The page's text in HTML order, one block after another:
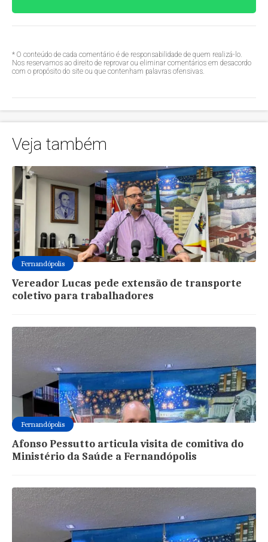
* O conteúdo de cada comentário é de responsabilidade de quem realizá-lo.
Nos reservamos ao direito de reprovar ou eliminar comentários em desacordo
com o propósito do site ou que contenham palavras ofensivas.
Veja também
Fernandópolis
Vereador Lucas pede extensão de transporte
coletivo para trabalhadores
Fernandópolis
Afonso Pessutto articula visita de comitiva do
Ministério da Saúde a Fernandópolis